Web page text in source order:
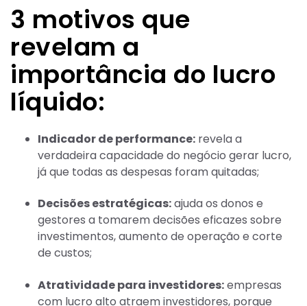
3 motivos que
revelam a
importância do lucro
líquido:
Indicador de performance: revela a
verdadeira capacidade do negócio gerar lucro,
já que todas as despesas foram quitadas;
Decisões estratégicas:ajuda os donos e
gestores a tomarem decisões eficazes sobre
investimentos, aumento de operação e corte
de custos;
Atratividade para investidores:empresas
com lucro alto atraem investidores, porque